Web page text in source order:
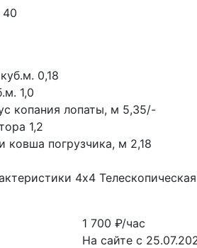
40
0,18
1,0
копания лопаты, м 5,35/-
1,2
ковша погрузчика, м 2,18
4х4
1 700 ₽/час
На сайте с